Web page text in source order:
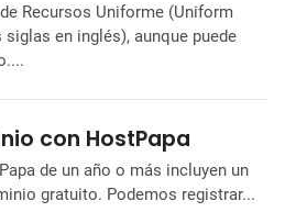
Recursos Uniforme (Uniform
en inglés), aunque puede
con HostPapa
de un año o más incluyen un
gratuito. Podemos registrar...